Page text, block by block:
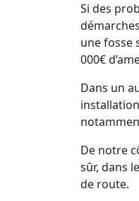
Si des
une fosse
000€
Dans un
De notre
sûr, dans
de route.